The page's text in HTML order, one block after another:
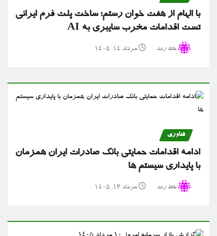
با الهام از هفت خوان رستم؛ ساخت پلت فرم ایرانی
تست اقدامات مخرب سایبری به AI
خط رند مرداد ۱۴, ۱۴۰۵
فناوری
ادامه اقدامات حمایتی بانک صادرات ایران همزمان
با پایداری سیستم ها
خط رند مرداد ۱۳, ۱۴۰۵